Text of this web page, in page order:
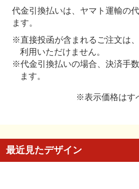
代金引換払いは、ヤマト運輸の
ます。
※直接投函が含まれるご注文は
利用いただけません。
※代金引換払いの場合、決済手
ます。
※表示価格はす
最近見たデザイン